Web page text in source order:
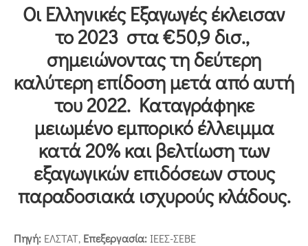
Επικοινωνία
Οι Ελληνικές Εξαγωγές έκλεισαν
το 2023 στα €50,9 δισ.,
σημειώνοντας τη δεύτερη
καλύτερη επίδοση μετά από αυτή
του 2022. Καταγράφηκε
μειωμένο εμπορικό έλλειμμα
κατά 20% και βελτίωση των
εξαγωγικών επιδόσεων στους
παραδοσιακά ισχυρούς κλάδους.
Πηγή: ΕΛΣΤΑΤ, Επεξεργασία: ΙΕΕΣ-ΣΕΒΕ